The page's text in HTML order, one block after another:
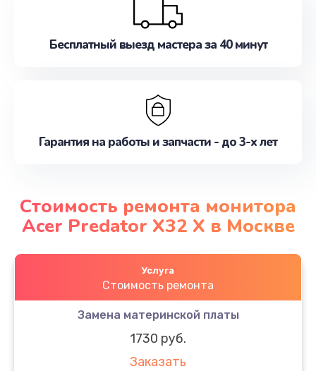
Бесплатный выезд мастера за 40 минут
Гарантия на работы и запчасти - до 3-х лет
Стоимость ремонта монитора
Acer Predator X32 X в Москве
Услуга
Стоимость ремонта
Замена материнской платы
1730 руб.
Заказать